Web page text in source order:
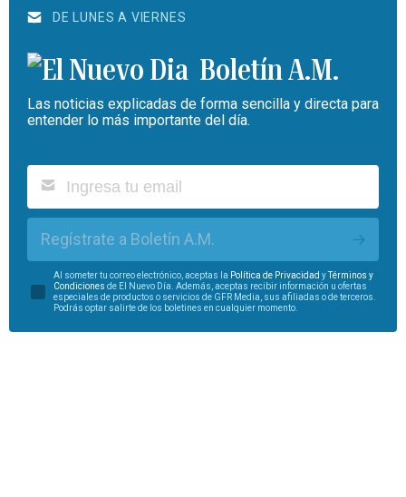
DE LUNES A VIERNES
Boletín A.M.
Las noticias explicadas de forma sencilla y directa para
entender lo más importante del día.
Regístrate a Boletín A.M.
Al someter tu correo electrónico, aceptas la Política de Privacidad yTérminos y
Condiciones de El Nuevo Día. Además, aceptas recibir información u ofertas
especiales de productos o servicios de GFR Media, sus afiliadas o de terceros.
Podrás optar salirte de los boletines en cualquier momento.